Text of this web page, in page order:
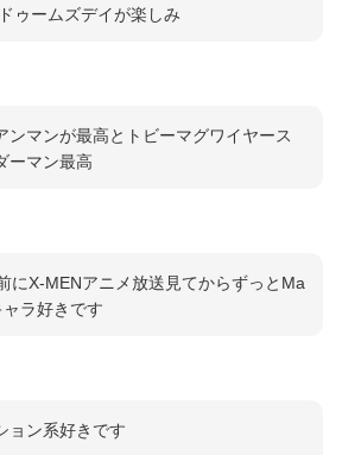
ゥームズデイが楽しみ
ンマンが最高とトビーマグワイヤース
ーマン最高
にX-MENアニメ放送見てからずっとMa
ラ好きです
ョン系好きです